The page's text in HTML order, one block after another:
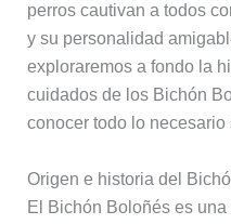
perros cautivan a todos
y su personalidad
exploraremos a fondo la
cuidados de los Bichón
conocer todo lo
Origen e historia del
El Bichón Boloñés es